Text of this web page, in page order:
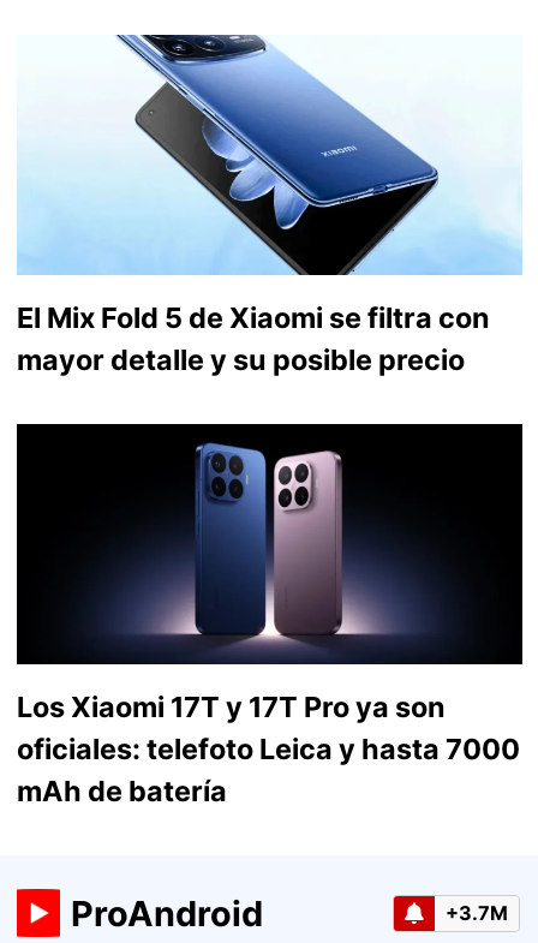
El Mix Fold 5 de Xiaomi se filtra con
mayor detalle y su posible precio
Los Xiaomi 17T y 17T Pro ya son
oficiales: telefoto Leica y hasta 7000
mAh de batería
ProAndroid +3.7M